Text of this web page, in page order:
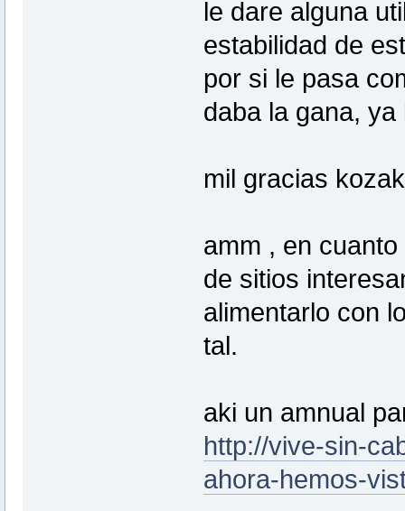
le dare alguna
estabilidad de
por si le pasa
daba la gana,
mil gracias
amm , en
de sitios
alimentarlo con
tal.
aki un amnual
http://vive-sin-
ahora-hemos-